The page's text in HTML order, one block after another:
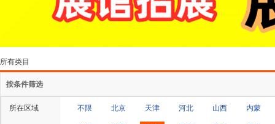
所有类目
按条件筛选
所在区域 不限 北京 天津 河北 山西 内蒙